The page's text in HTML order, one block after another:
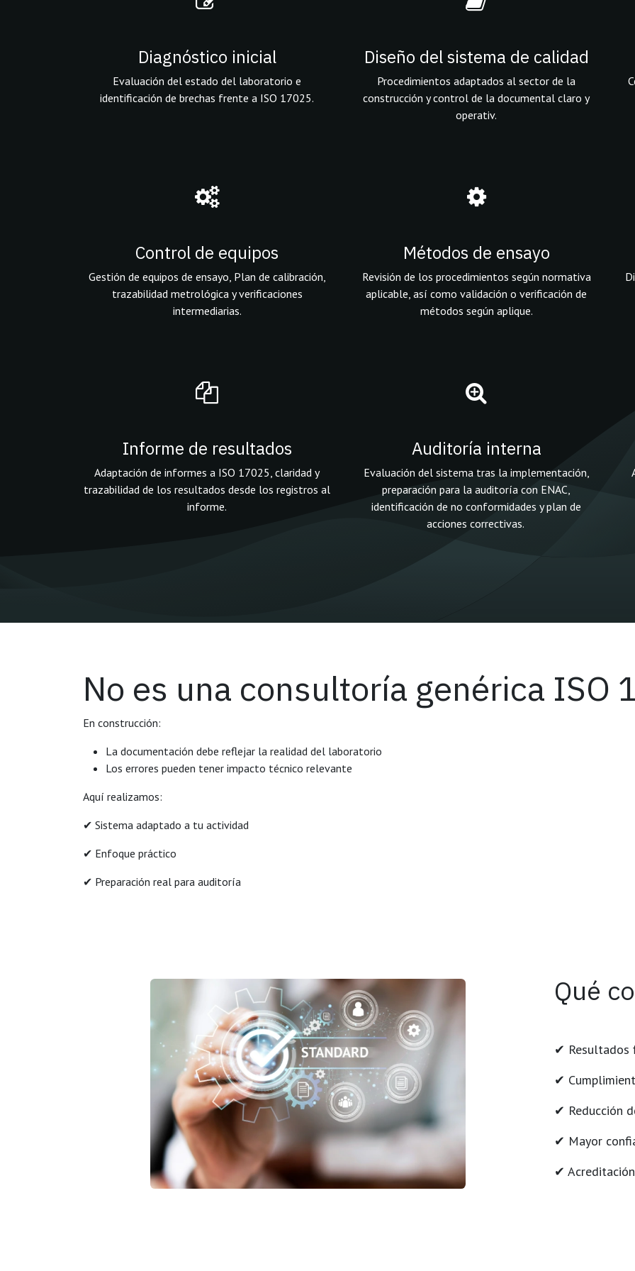
Diagnóstico inicial
Evaluación del estado del laboratorio e
identificación de brechas frente a ISO 17025.
Diseño del sistema de calidad
Procedimientos adaptados al sector de la
construcción y control de la documental claro y
operativ.
Control de equipos
Gestión de equipos de ensayo, Plan de calibración,
trazabilidad metrológica y verificaciones
intermediarias.
Métodos de ensayo
Revisión de los procedimientos según normativa
aplicable, así como validación o verificación de
métodos según aplique.
Informe de resultados
Adaptación de informes a ISO 17025, claridad y
trazabilidad de los resultados desde los registros al
informe.
Auditoría interna
Evaluación del sistema tras la implementación,
preparación para la auditoría con ENAC,
identificación de no conformidades y plan de
acciones correctivas.
No es una consultoría genérica ISO
En construcción:
La documentación debe reflejar la realidad del laboratorio
Los errores pueden tener impacto técnico relevante
Aquí realizamos:
✔ Sistema adaptado a tu actividad
✔ Enfoque práctico
✔ Preparación real para auditoría
Qué
✔ Resultados
✔
✔ Reducción
✔ Mayor
✔